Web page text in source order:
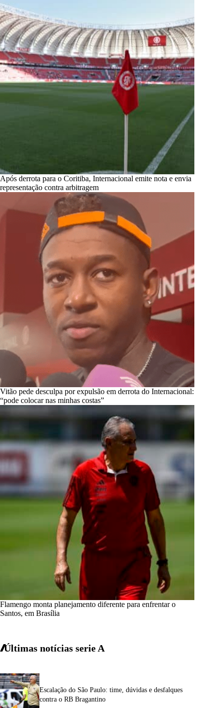
Após derrota para o Coritiba, Internacional emite nota e envia
representação contra arbitragem
Vitão pede desculpa por expulsão em derrota do Internacional:
“pode colocar nas minhas costas”
Flamengo monta planejamento diferente para enfrentar o
Santos, em Brasília
Últimas notícias serie A
Escalação do São Paulo: time, dúvidas e desfalques
contra o RB Bragantino